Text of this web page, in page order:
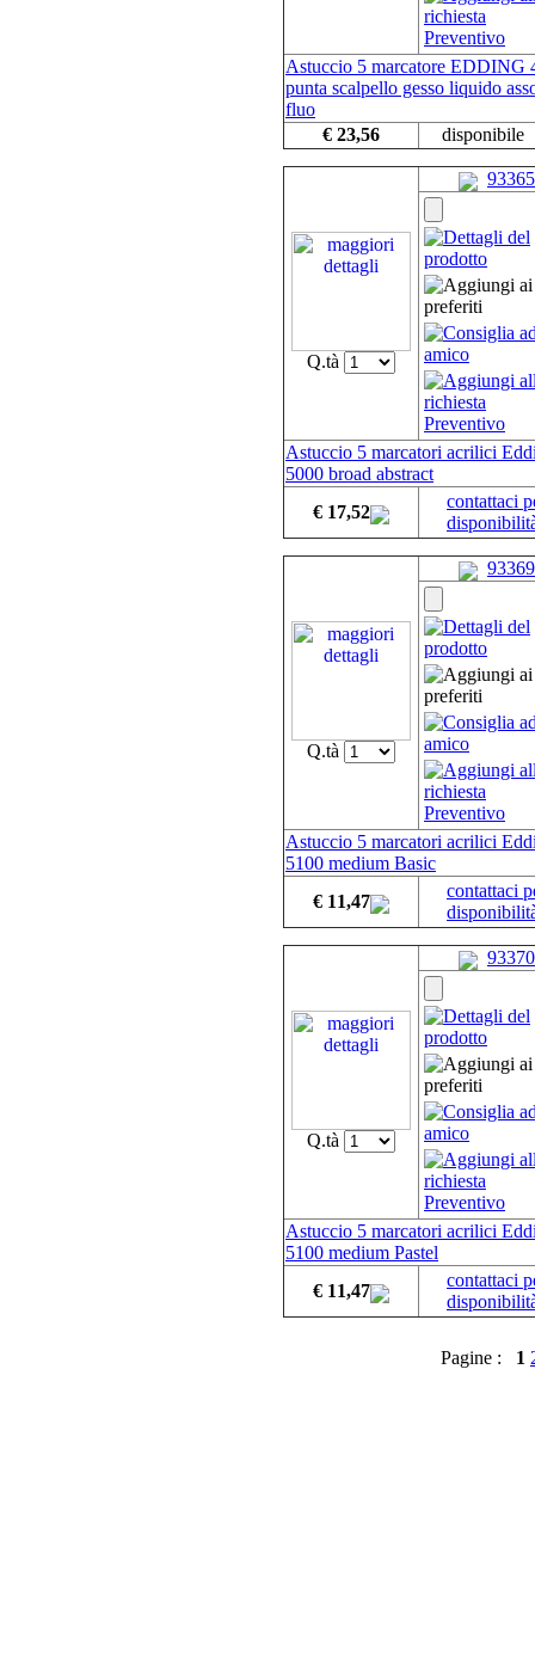
Astuccio 5 marcatore EDDING
punta scalpello gesso liquido
fluo
€ 23,56
disponibile
Q.tà
93365
Astuccio 5 marcatori acrilici
5000 broad abstract
€ 17,52
contattaci
Q.tà
93369
Astuccio 5 marcatori acrilici
5100 medium Basic
€ 11,47
contattaci
Q.tà
93370
Astuccio 5 marcatori acrilici
5100 medium Pastel
€ 11,47
contattaci
Pagine : 1